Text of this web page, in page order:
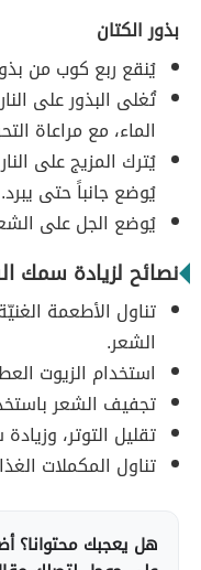
بذور الكتان
يُنقع ربع كوب من
تُغلى البذور على
الماء، مع مراعاة
يُترك المزيج على
يُوضع جانباً حتى يبرد.
يُوضع الجل على
نصائح لزيادة سمك
تناول الأطعمة
الشعر.
استخدام الزيوت
تجفيف الشعر
تقليل التوتر،
تناول المكملات
هل يعجبك